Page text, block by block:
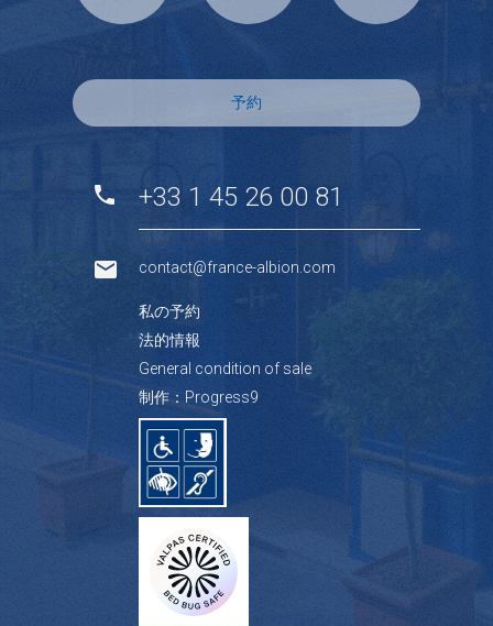
予約
+33 1 45 26 00 81
contact@france-albion.com
私の予約
法的情報
General condition of sale
制作：Progress9